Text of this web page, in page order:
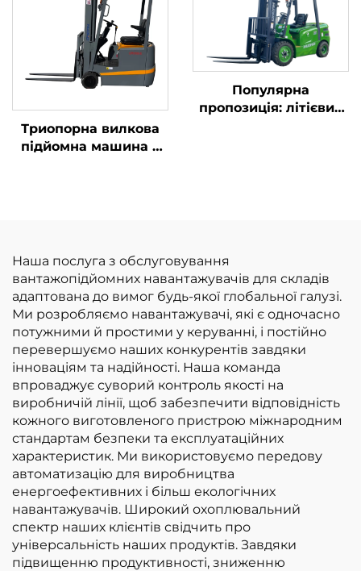
розвантаженням на
висоту до 4 м
ISUZU
Триопорна вилкова
підйомна машина з
Популярна
пропозиція: літієвий
Наша послуга з обслуговування
вантажопідйомних навантажувачів для складів
адаптована до вимог будь-якої глобальної галузі.
Ми розробляємо навантажувачі, які є одночасно
потужними й простими у керуванні, і постійно
перевершуємо наших конкурентів завдяки
інноваціям та надійності. Наша команда
впроваджує суворий контроль якості на
виробничій лінії, щоб забезпечити відповідність
кожного виготовленого пристрою міжнародним
стандартам безпеки та експлуатаційних
характеристик. Ми використовуємо передову
автоматизацію для виробництва
енергоефективних і більш екологічних
навантажувачів. Широкий охоплювальний
спектр наших клієнтів свідчить про
універсальність наших продуктів. Завдяки
підвищенню продуктивності, зниженню